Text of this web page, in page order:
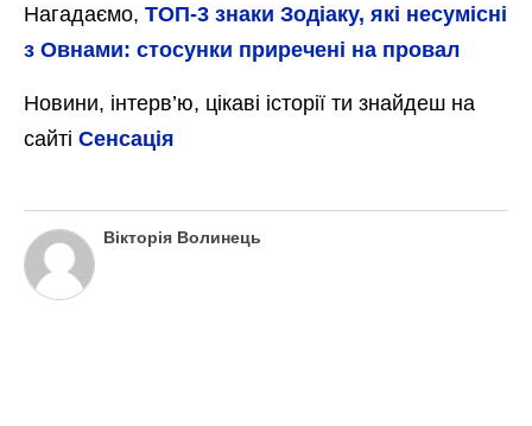
Нагадаємо, ТОП-3 знаки Зодіаку, які несумісні
з Овнами: стосунки приречені на провал
Новини, інтерв’ю, цікаві історії ти знайдеш на
сайті Сенсація
Вікторія Волинець